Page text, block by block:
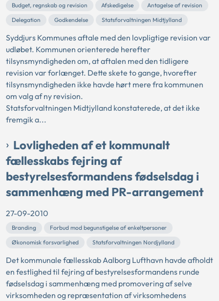
Budget, regnskab og revision Afskedigelse
Antagelse af revision
Delegation
Godkendelse Statsforvaltningen Midtjylland
Syddjurs Kommunes aftale med den lovpligtige revision var
udløbet. Kommunen orienterede herefter
tilsynsmyndigheden om, at aftalen med den tidligere
revision var forlænget. Dette skete to gange, hvorefter
tilsynsmyndigheden ikke havde hørt mere fra kommunen
om valg af ny revision.
Statsforvaltningen Midtjylland konstaterede, at det ikke
fremgik a...
Lovligheden af et kommunalt
fællesskabs fejring af
bestyrelsesformandens fødselsdag i
sammenhæng med PR-arrangement
27-09-2010
Branding
Forbud mod begunstigelse af enkeltpersoner
Økonomisk forsvarlighed
Statsforvaltningen Nordjylland
Det kommunale fællesskab Aalborg Lufthavn havde afholdt
en festlighed til fejring af bestyrelsesformandens runde
fødselsdag i sammenhæng med promovering af selve
virksomheden og repræsentation af virksomhedens